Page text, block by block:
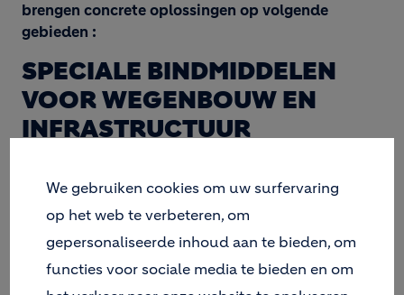
brengen concrete oplossingen op volgende
gebieden :
SPECIALE BINDMIDDELEN
VOOR WEGENBOUW EN
INFRASTRUCTUUR
wegenbindmiddelen maken de bouw van wegen en
infrastructuur voordeliger. Na een aangepaste
behandeling van de natuurlijke grond, kunnen onze
producten op verschillende plaatsen van de
structuur opnieuw gebruikt worden, zoals in
ophogingen, in baanbedden, in funderingen en
We gebruiken cookies om uw surfervaring
op het web te verbeteren, om
gepersonaliseerde inhoud aan te bieden, om
functies voor sociale media te bieden en om